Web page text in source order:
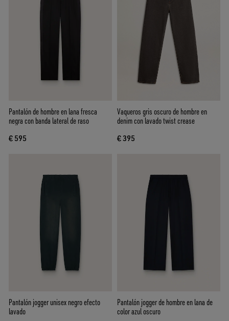
Pantalón de hombre en lana fresca
negra con banda lateral de raso
€ 595
Vaqueros gris oscuro de hombre en
denim con lavado twist crease
€ 395
Pantalón jogger unisex negro efecto
lavado
Pantalón jogger de hombre en lana de
color azul oscuro